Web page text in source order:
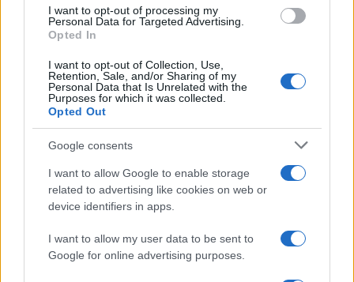
I want to opt-out of processing my
Personal Data for Targeted Advertising.
Opted In
I want to opt-out of Collection, Use,
Retention, Sale, and/or Sharing of my
Personal Data that Is Unrelated with the
Purposes for which it was collected.
Opted Out
Google consents
I want to allow Google to enable storage
related to advertising like cookies on web or
device identifiers in apps.
I want to allow my user data to be sent to
Google for online advertising purposes.
Κυψέλη: Ο περίεργος ηλικιωμένος και το
ταξίδι στην Αράχωβα – Όσα ισχυρίστηκε ο
26χρονος για τον θάνατο της Βρετανίδας
Μύκονος: Βίντεο με τους αστυνομικούς να
εντοπίζουν την τσάντα Hermès και το
Rolex όπου άρπαξε Έλληνας οδηγός από
Ουκρανό τουρίστα
Η φωτιά στη Δυτική Αττική, από την
κορυφή του Κιθαιρώνα – Το εντυπωσιακό
Μυστράς: «Φρούριο» το ξενοδοχείο που
έκρυβε τη σορό του 90χρονου ο γιος του –
«Είχαμε να τον δούμε πάνω από 3 χρόνια»
Πιο σχολιασμένα